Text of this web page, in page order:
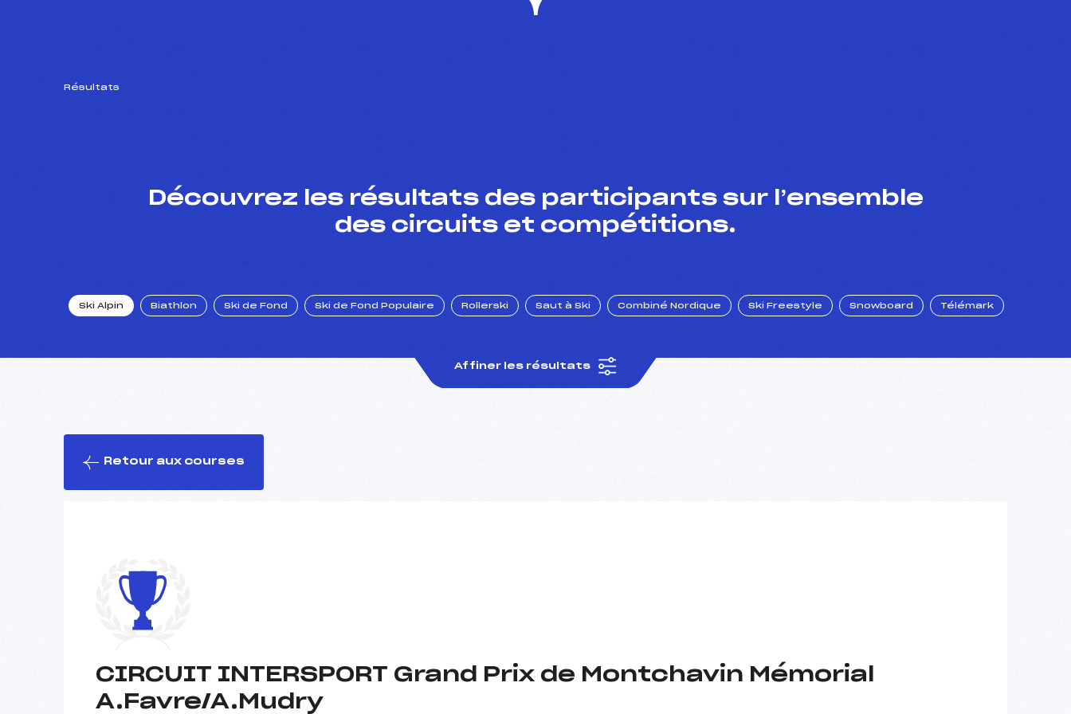
Résultats
Découvrez les résultats des participants sur l’ensemble
des circuits et compétitions.
Ski Alpin Biathlon Ski de Fond Ski de Fond Populaire Rollerski Saut à Ski Combiné Nordique Ski Freestyle Snowboard Télémark
Affiner les résultats
Retour aux courses
CIRCUIT INTERSPORT Grand Prix de Montchavin Mémorial
A.Favre/A.Mudry